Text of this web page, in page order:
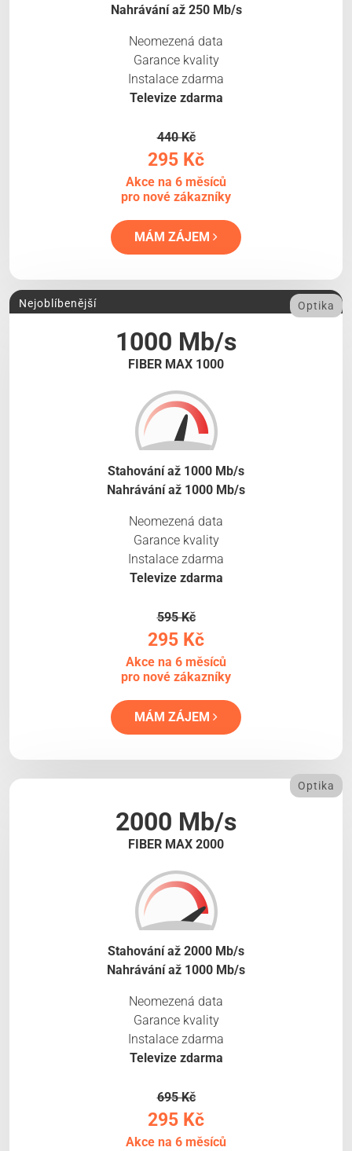
Nahrávání až 250 Mb/s
Neomezená data
Garance kvality
Instalace zdarma
Televize zdarma
440 Kč
295 Kč
Akce na 6 měsíců
pro nové zákazníky
MÁM ZÁJEM
1000 Mb/s
FIBER MAX 1000
Nejoblíbenější Optika
Stahování až 1000 Mb/s
Nahrávání až 1000 Mb/s
Neomezená data
Garance kvality
Instalace zdarma
Televize zdarma
595 Kč
295 Kč
Akce na 6 měsíců
pro nové zákazníky
MÁM ZÁJEM
2000 Mb/s
FIBER MAX 2000
Optika
Stahování až 2000 Mb/s
Nahrávání až 1000 Mb/s
Neomezená data
Garance kvality
Instalace zdarma
Televize zdarma
695 Kč
295 Kč
Akce na 6 měsíců